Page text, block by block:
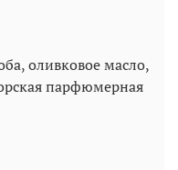
оливковое масло,
парфюмерная